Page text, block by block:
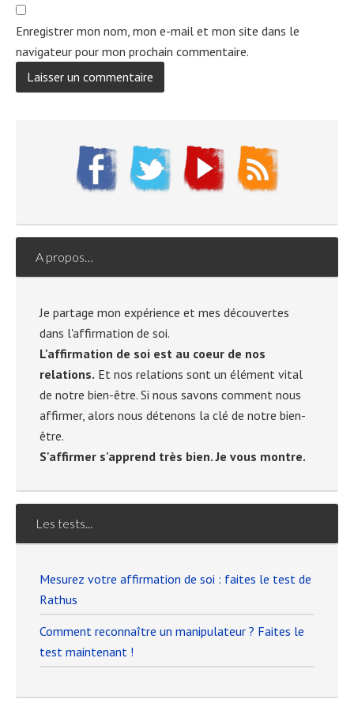
Enregistrer mon nom, mon e-mail et mon site dans le
navigateur pour mon prochain commentaire.
A propos…
Je partage mon expérience et mes découvertes
dans l'affirmation de soi.
L'affirmation de soi est au coeur de nos
relations. Et nos relations sont un élément vital
de notre bien-être. Si nous savons comment nous
affirmer, alors nous détenons la clé de notre bien-
être.
S'affirmer s'apprend très bien. Je vous montre.
Les tests...
Mesurez votre affirmation de soi : faites le test de
Rathus
Comment reconnaître un manipulateur ? Faites le
test maintenant !